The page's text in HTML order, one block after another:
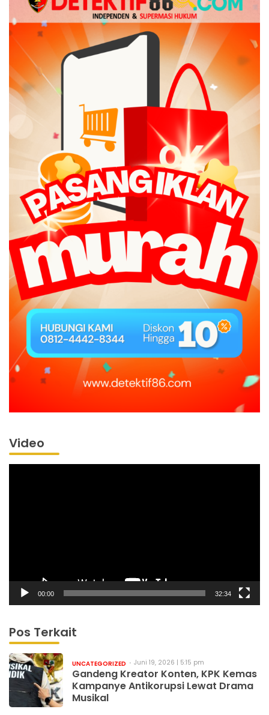
Video
00:00 32:34
Pos Terkait
UNCATEGORIZED Juni 19, 2026 | 5:15 pm
Gandeng Kreator Konten, KPK Kemas
Kampanye Antikorupsi Lewat Drama
Musikal